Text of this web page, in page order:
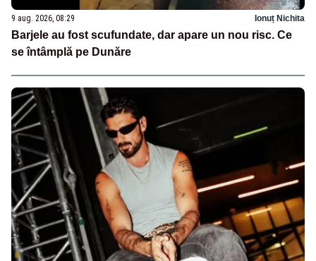
9 aug. 2026, 08:29 Ionuț Nichita
Barjele au fost scufundate, dar apare un nou risc. Ce
se întâmplă pe Dunăre